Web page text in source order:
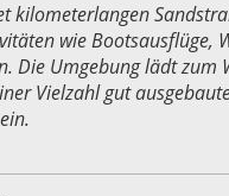
kilometerlangen
wie Bootsausflüge,
Die Umgebung lädt zum
Vielzahl gut